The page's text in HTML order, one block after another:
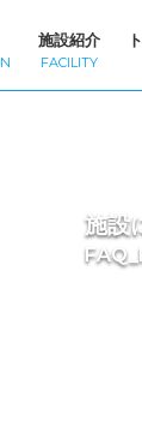
施設紹介
FACILITY
施設